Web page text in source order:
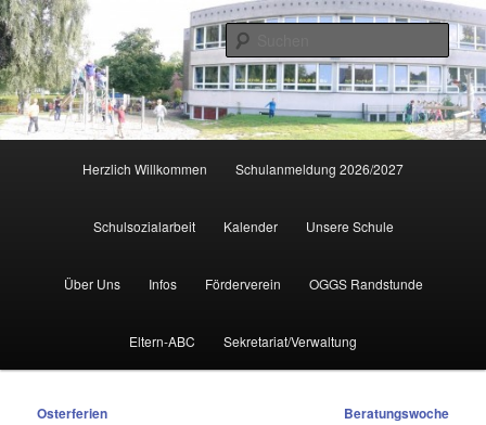
Zum
primären
Inhalt
springen
Herzlich Willkommen Schulanmeldung 2026/2027
Schulsozialarbeit Kalender Unsere Schule
Über Uns Infos Förderverein OGGS Randstunde
Eltern-ABC Sekretariat/Verwaltung
Beitragsnavigation
Osterferien Beratungswoche